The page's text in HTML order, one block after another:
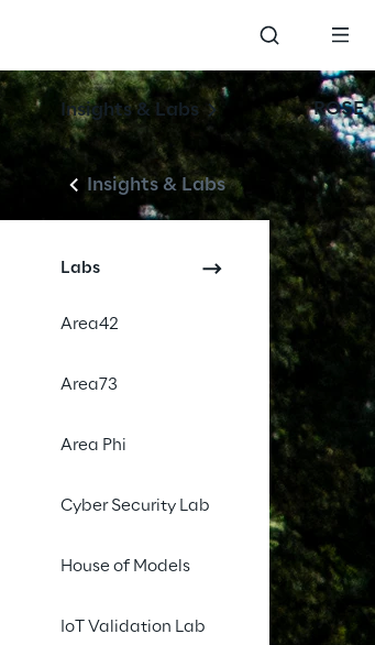
Insights & Labs
Insights & Labs
Labs
Area42
Area73
Area Phi
Cyber Security Lab
House of Models
IoT Validation Lab
ROSE